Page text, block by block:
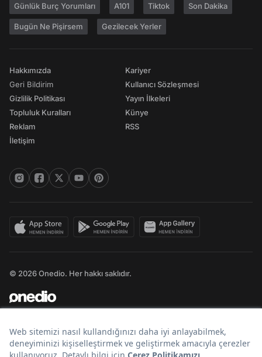
Günlük Burç Yorumları A101 Tiktok Son Dakika
Bugün Ne Pişirsem Gezilecek Yerler
Hakkımızda
Geri Bildirim
Gizlilik Politikası
Topluluk Kuralları
Reklam
İletişim
Kariyer
Kullanıcı Sözleşmesi
Yayın İlkeleri
Künye
RSS
© 2026 Onedio. Her hakkı saklıdır.
Bir markasıdır.